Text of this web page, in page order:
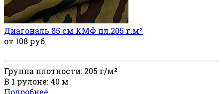
Диагональ 85 см КМФ пл.205 г.м²
от 108 руб.
Группа плотности: 205 г/м²
В 1 рулоне: 40 м
Подробнее